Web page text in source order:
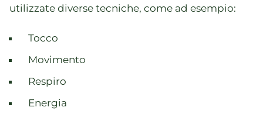
utilizzate diverse tecniche, come ad esempio:
Tocco
Movimento
Respiro
Energia